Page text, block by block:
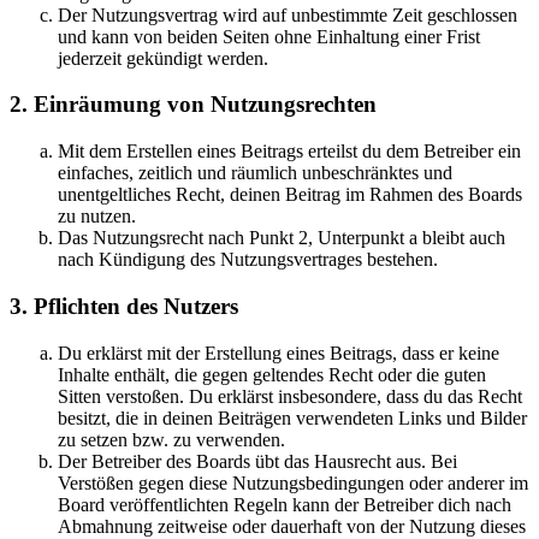
Der Nutzungsvertrag wird auf unbestimmte Zeit geschlossen
und kann von beiden Seiten ohne Einhaltung einer Frist
jederzeit gekündigt werden.
2. Einräumung von Nutzungsrechten
Mit dem Erstellen eines Beitrags erteilst du dem Betreiber ein
einfaches, zeitlich und räumlich unbeschränktes und
unentgeltliches Recht, deinen Beitrag im Rahmen des Boards
zu nutzen.
Das Nutzungsrecht nach Punkt 2, Unterpunkt a bleibt auch
nach Kündigung des Nutzungsvertrages bestehen.
3. Pflichten des Nutzers
Du erklärst mit der Erstellung eines Beitrags, dass er keine
Inhalte enthält, die gegen geltendes Recht oder die guten
Sitten verstoßen. Du erklärst insbesondere, dass du das Recht
besitzt, die in deinen Beiträgen verwendeten Links und Bilder
zu setzen bzw. zu verwenden.
Der Betreiber des Boards übt das Hausrecht aus. Bei
Verstößen gegen diese Nutzungsbedingungen oder anderer im
Board veröffentlichten Regeln kann der Betreiber dich nach
Abmahnung zeitweise oder dauerhaft von der Nutzung dieses